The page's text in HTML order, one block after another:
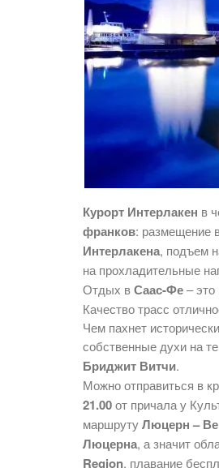
Курорт Интерлакен в
франков: размещение
Интерлакена, подъем
на прохладительные
Отдых вСаас-Фе–
Качество трасс
Чем пахнет
собственные духи на
Бриджит Витчи.
Можно отправиться в
21.00от причала у
маршрутуЛюцерн –
Люцерна, а значит
Region, плавание